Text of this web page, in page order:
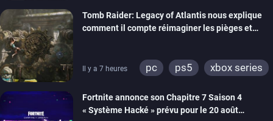
Tomb Raider: Legacy of Atlantis nous explique
comment il compte réimaginer les pièges et
Il y a 7 heures pc ps5
xbox series
Fortnite annonce son Chapitre 7 Saison 4
« Système Hacké » prévu pour le 20 août